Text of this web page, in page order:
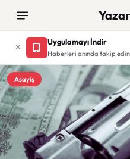
Uygulamayı İndir
Haberleri anında takip edin
Asayiş